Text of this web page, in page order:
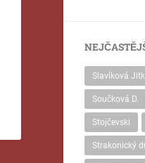
Slavíková
Součková D.
Stojčevski
Strakonický